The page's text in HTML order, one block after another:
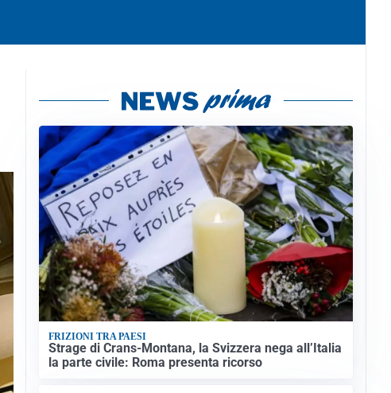
FRIZIONI TRA PAESI
Strage di Crans-Montana, la Svizzera nega all’Italia
la parte civile: Roma presenta ricorso